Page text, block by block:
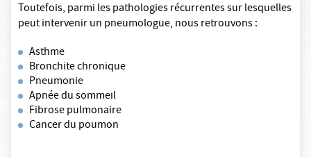
Toutefois, parmi les pathologies récurrentes sur lesquelles
peut intervenir un pneumologue, nous retrouvons :
Asthme
Bronchite chronique
Pneumonie
Apnée du sommeil
Fibrose pulmonaire
Cancer du poumon